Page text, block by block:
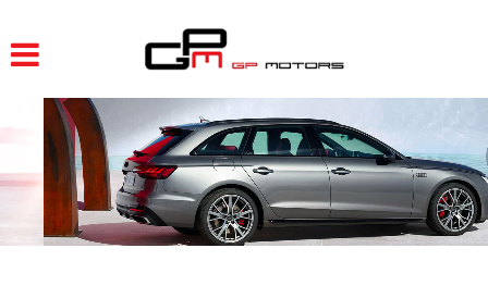
LISTA VEICOLI
ACQUISTIAMO USATO
ASSISTENZA